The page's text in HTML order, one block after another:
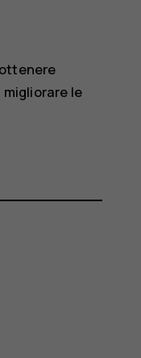
le